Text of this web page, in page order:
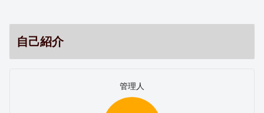
自己紹介
管理人